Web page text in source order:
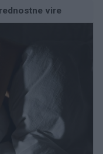
vire